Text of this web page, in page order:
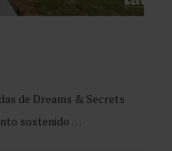
de Dreams & Secrets
sostenido …